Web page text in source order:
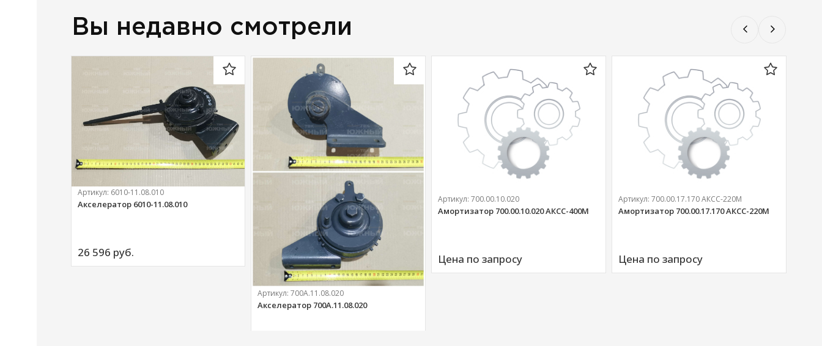
Вы недавно смотрели
Артикул: 6010-11.08.010
Акселератор 6010-11.08.010
26 596 руб.
Артикул:700А.11.08.020
Акселератор 700А.11.08.020
Артикул:700.00.10.020
Амортизатор 700.00.10.020 АКСС-400М
Цена по запросу
Артикул:700.00.17.170 АКСС-220М
Амортизатор 700.00.17.170 АКСС-220М
Цена по запросу